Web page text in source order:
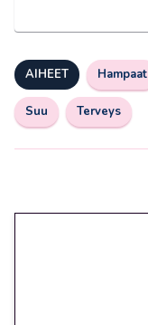
AIHEET Hampaat
Suu Terveys